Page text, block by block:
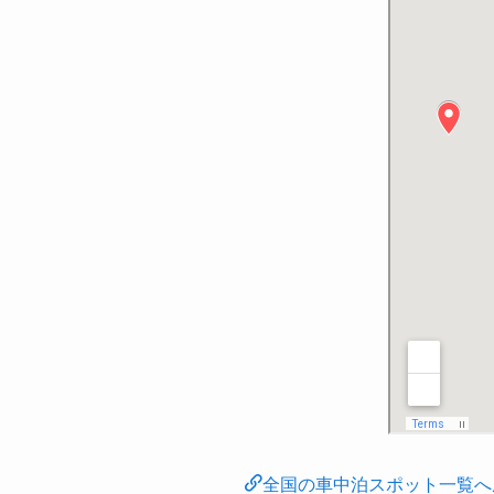
全国の車中泊スポット一覧